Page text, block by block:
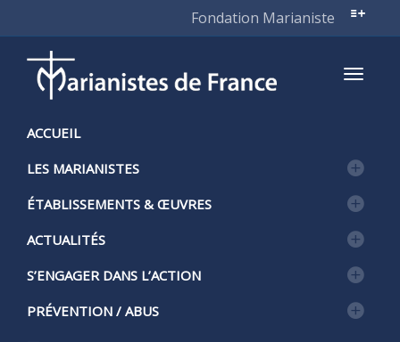
Fondation Marianiste
ACCUEIL
LES MARIANISTES
ÉTABLISSEMENTS & ŒUVRES
ACTUALITÉS
S’ENGAGER DANS L’ACTION
PRÉVENTION / ABUS